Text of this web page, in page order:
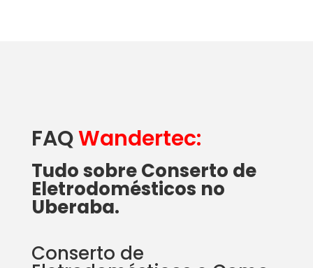
FAQWandertec:
Tudo sobre Conserto de
Eletrodomésticos no
Uberaba.
Conserto de